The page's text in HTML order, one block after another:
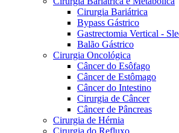
Cirurgia Bariátrica
Bypass Gástrico
Gastrectomia Vertical -
Balão Gástrico
Cirurgia Oncológica
Câncer do Esôfago
Câncer de Estômago
Câncer do Intestino
Cirurgia de Câncer
Câncer de Pâncreas
Cirurgia de Hérnia
Cirurgia do Refluxo